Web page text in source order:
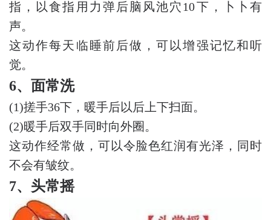
指，以食指用力弹后脑风池穴10下，卜卜有
声。
这动作每天临睡前后做，可以增强记忆和听
觉。
6、面常洗
(1)搓手36下，暖手后以后上下扫面。
(2)暖手后双手同时向外圈。
这动作经常做，可以令脸色红润有光泽，同时
不会有皱纹。
7、头常摇